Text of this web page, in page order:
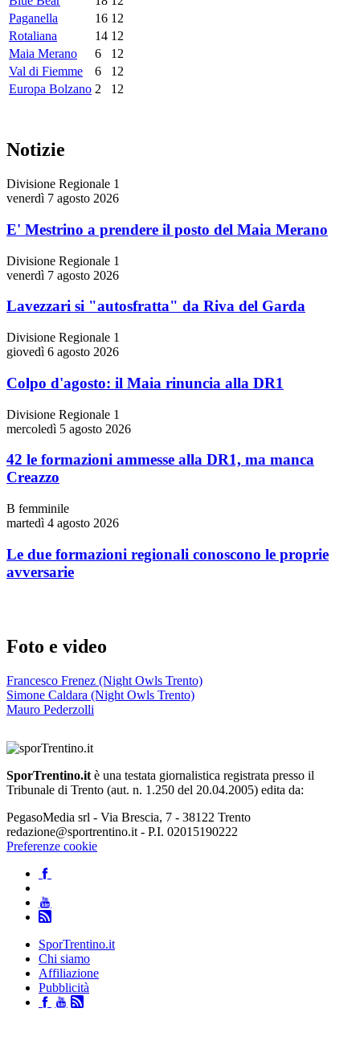
Paganella
16 12
Rotaliana
14 12
Maia Merano
6
12
Val di Fiemme
6
12
Europa Bolzano 2 12
Notizie
Divisione Regionale 1
venerdì 7 agosto 2026
E' Mestrino a prendere il posto del Maia Merano
Divisione Regionale 1
venerdì 7 agosto 2026
Lavezzari si "autosfratta" da Riva del Garda
Divisione Regionale 1
giovedì 6 agosto 2026
Colpo d'agosto: il Maia rinuncia alla DR1
Divisione Regionale 1
mercoledì 5 agosto 2026
42 le formazioni ammesse alla DR1, ma manca
Creazzo
B femminile
martedì 4 agosto 2026
Le due formazioni regionali conoscono le proprie
avversarie
Foto e video
Francesco Frenez (Night Owls Trento)
Simone Caldara (Night Owls Trento)
Mauro Pederzolli
SporTrentino.it è una testata giornalistica registrata presso il
Tribunale di Trento (aut. n. 1.250 del 20.04.2005) edita da:
PegasoMedia srl - Via Brescia, 7 - 38122 Trento
redazione@sportrentino.it - P.I. 02015190222
Preferenze cookie
SporTrentino.it
Chi siamo
Affiliazione
Pubblicità